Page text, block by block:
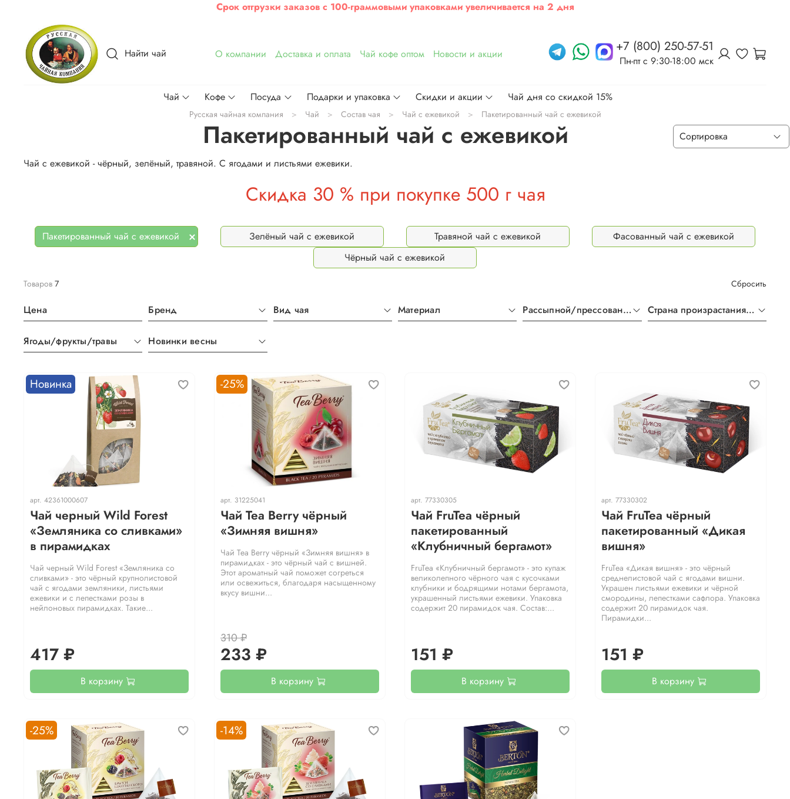
Срок отгрузки заказов с 100-граммовыми упаковками увеличивается на 2 дня
Найти чай О компании Доставка и оплата Чай кофе оптом Новости и акции +7 (800) 250-57-51
Пн-пт c 9:30-18:00 мск
Чай Кофе Посуда Подарки и упаковка Скидки и акции Чай дня со скидкой 15%
Русская чайная компания Чай Состав чая Чай с ежевикой Пакетированный чай с ежевикой
Пакетированный чай с ежевикой
Чай с ежевикой - чёрный, зелёный, травяной. С ягодами и листьями ежевики.
Скидка 30 % при покупке 500 г чая
Пакетированный чай с ежевикой Зелёный чай с ежевикой Травяной чай с ежевикой
Фасованный чай с ежевикой
Чёрный чай с ежевикой
Товаров 7 Сбросить
Цена Бренд Вид чая Материал Рассыпной/прессованный Страна произрастания чая
Ягоды/фрукты/травы Новинки весны
Новинка
арт. 42361000607
Чай черный Wild Forest
«Земляника со сливками»
в пирамидках
Чай черный Wild Forest «Земляника со
сливками» - это чёрный крупнолистовой
чай с ягодами земляники, листьями
ежевики и с лепестками розы в
нейлоновых пирамидках. Такие...
417 ₽
В корзину
-25%
арт. 31225041
Чай Tea Berry чёрный
«Зимняя вишня»
Чай Tea Berry чёрный «Зимняя вишня» в
пирамидках - это чёрный чай с вишней.
Этот ароматный чай поможет согреться
или освежиться, благодаря насыщенному
вкусу вишни...
310 ₽
233 ₽
В корзину
арт. 77330305
Чай FruTea чёрный
пакетированный
«Клубничный бергамот»
FruTea «Клубничный бергамот» - это купаж
великолепного чёрного чая с кусочками
клубники и бодрящими нотами бергамота,
украшенный листьями ежевики. Упаковка
содержит 20 пирамидок чая. Состав:...
151 ₽
В корзину
арт. 77330302
Чай FruTea чёрный
пакетированный «Дикая
вишня»
FruTea «Дикая вишня» - это чёрный
среднелистовой чай с ягодами вишни.
Украшен листьями ежевики и чёрной
смородины, лепестками сафлора. Упаковка
содержит 20 пирамидок чая.
Пирамидки...
151 ₽
В корзину
-25% -14%